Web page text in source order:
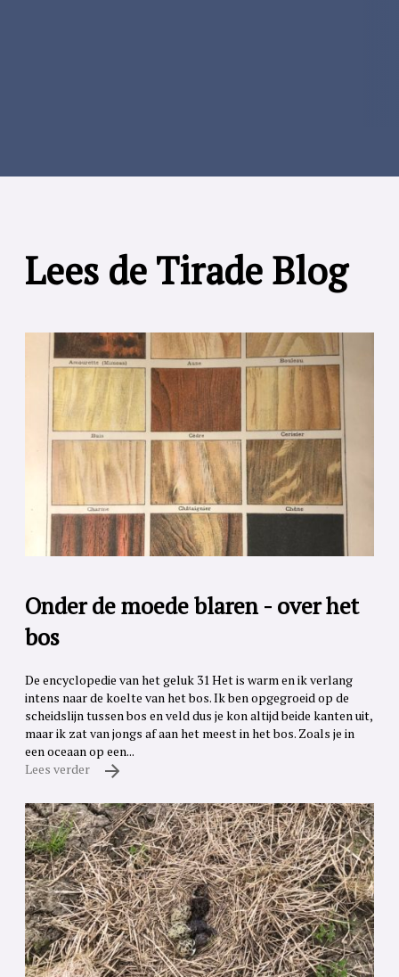
Lees de Tirade Blog
Onder de moede blaren - over het
bos
De encyclopedie van het geluk 31 Het is warm en ik verlang
intens naar de koelte van het bos. Ik ben opgegroeid op de
scheidslijn tussen bos en veld dus je kon altijd beide kanten uit,
maar ik zat van jongs af aan het meest in het bos. Zoals je in
een oceaan op een...
Lees verder